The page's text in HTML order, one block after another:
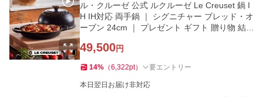
ル・クルーゼ 公式 ルクルーゼ Le Creuset 鍋 I
H IH対応 両手鍋 ｜ シグニチャー ブレッド・オ
ーブン 24cm ｜ プレゼント ギフト 贈り物 結
49,500円
14% （6,322pt） 要エントリー
本日翌日お届け非対応